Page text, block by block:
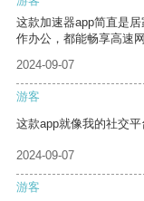
这款加速器app简直是
作办公，都能畅享高速
2024-09-07
游客
这款app就像我的社交
2024-09-07
游客